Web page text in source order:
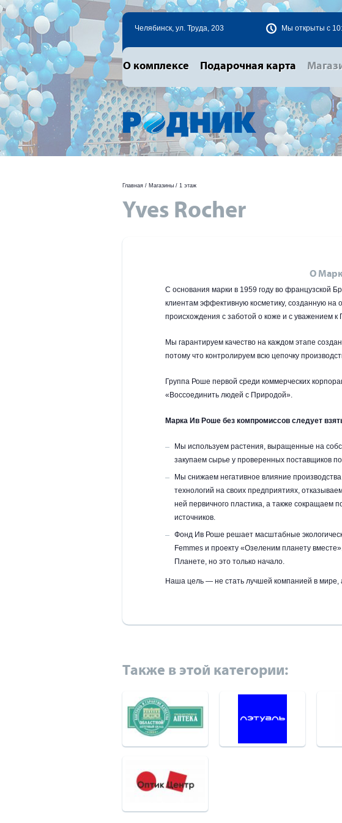
Челябинск, ул. Труда, 203 Мы открыты с
О комплексе Подарочная карта
Главная/ Магазины/ 1 этаж
Yves Rocher
О
С основания марки в 1959 году во французской
клиентам эффективную косметику, созданную на
происхождения с заботой о коже и с уважением к
Мы гарантируем качество на каждом этапе
потому что контролируем всю цепочку
Группа Роше первой среди коммерческих
«Воссоединить людей с Природой».
Марка Ив Роше без компромиссов следует
Мы используем растения, выращенные на
закупаем сырье у проверенных поставщиков
Мы снижаем негативное влияние
технологий на своих предприятиях,
ней первичного пластика, а также сокращаем
источников.
Фонд Ив Роше решает масштабные
Femmes и проекту «Озеленим планету
Планете, но это только начало.
Наша цель — не стать лучшей компанией в мире,
Также в этой категории: